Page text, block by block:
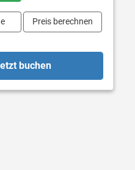
Preis berechnen
buchen